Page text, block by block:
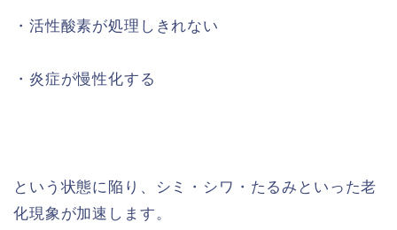
・活性酸素が処理しきれない
・炎症が慢性化する
という状態に陥り、シミ・シワ・たるみといった老
化現象が加速します。